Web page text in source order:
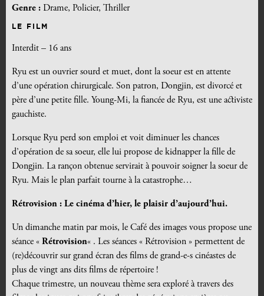
Genre : Drame, Policier, Thriller
LE FILM
Interdit – 16 ans
Ryu est un ouvrier sourd et muet, dont la soeur est en attente
d’une opération chirurgicale. Son patron, Dongjin, est divorcé et
père d’une petite fille. Young-Mi, la fiancée de Ryu, est une activiste
gauchiste.
Lorsque Ryu perd son emploi et voit diminuer les chances
d’opération de sa soeur, elle lui propose de kidnapper la fille de
Dongjin. La rançon obtenue servirait à pouvoir soigner la soeur de
Ryu. Mais le plan parfait tourne à la catastrophe…
Rétrovision : Le cinéma d’hier, le plaisir d’aujourd’hui.
Un dimanche matin par mois, le Café des images vous propose une
séance « Rétrovision« . Les séances « Rétrovision » permettent de
(re)découvrir sur grand écran des films de grand-e-s cinéastes de
plus de vingt ans dits films de répertoire !
Chaque trimestre, un nouveau thème sera exploré à travers des